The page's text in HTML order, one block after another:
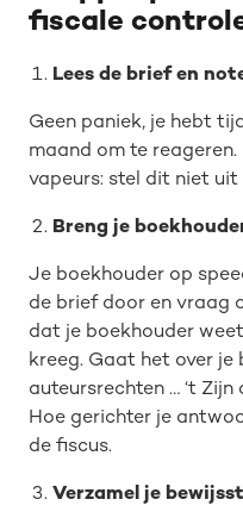
fiscale
Lees de brief en
Geen paniek, je hebt
maand om te
vapeurs: stel dit niet
Breng je
Je boekhouder op
de brief door en vraag
dat je boekhouder
kreeg. Gaat het over je
auteursrechten … ‘t
Hoe gerichter je
de fiscus.
Verzamel je